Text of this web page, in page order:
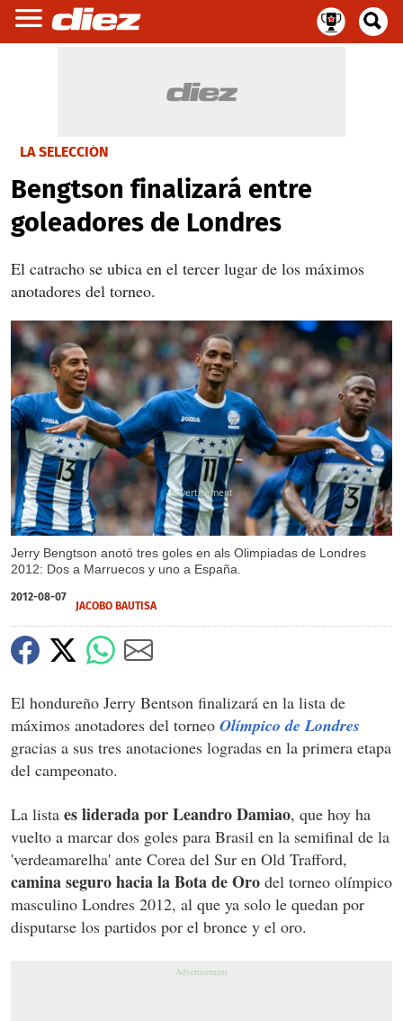
LA SELECCIÓN
Bengtson finalizará entre
goleadores de Londres
El catracho se ubica en el tercer lugar de los máximos
anotadores del torneo.
Jerry Bengtson anotó tres goles en als Olimpiadas de Londres
2012: Dos a Marruecos y uno a España.
X
2012-08-07
JACOBO BAUTISA
El hondureño Jerry Bentson finalizará en la lista de
máximos anotadores del torneo Olímpico de Londres
gracias a sus tres anotaciones logradas en la primera etapa
del campeonato.
La lista es liderada por Leandro Damiao, que hoy ha
vuelto a marcar dos goles para Brasil en la semifinal de la
'verdeamarelha' ante Corea del Sur en Old Trafford,
camina seguro hacia la Bota de Oro del torneo olímpico
masculino Londres 2012, al que ya solo le quedan por
disputarse los partidos por el bronce y el oro.